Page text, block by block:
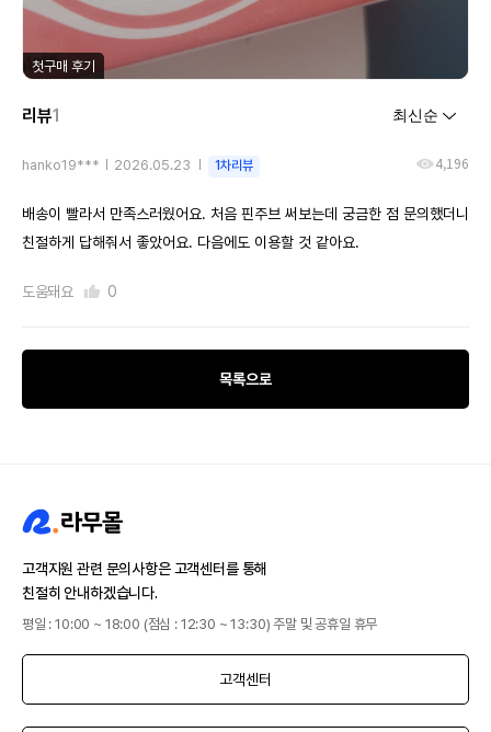
첫구매 후기
리뷰1
hanko19*** 2026.05.23 1차리뷰 4,196
배송이 빨라서 만족스러웠어요. 처음 핀주브 써보는데 궁금한 점 문의했더니
친절하게 답해줘서 좋았어요. 다음에도 이용할 것 같아요.
도움돼요 0
목록으로
고객지원 관련 문의사항은 고객센터를 통해
친절히 안내하겠습니다.
평일 : 10:00 ~ 18:00 (점심 : 12:30 ~ 13:30) 주말 및 공휴일 휴무
고객센터